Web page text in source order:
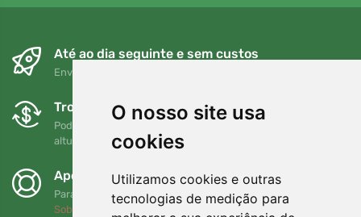
O nosso site usa
cookies
Utilizamos cookies e outras
tecnologias de medição para
Até ao dia seguinte e sem custos
Envio gratuito para encomendas superiores a 80 EUR
Trocas e devoluções gratuitas
Pode devolver ou trocar a sua encomenda em qualquer
altura no prazo de 90 dias
Apoiamos a Trees.org
Para cada encomenda plantamos uma árvore! Leia mais
Sobre nós